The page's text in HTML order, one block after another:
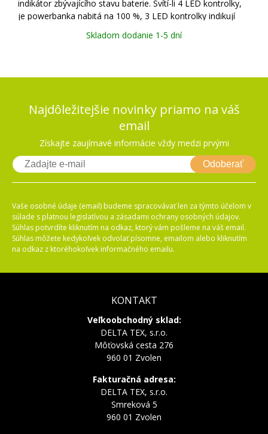
indikátor zbývajícího stavu baterie. Svítí-li 4 LED kontrolky,
je powerbanka nabitá na 100 %, 3 LED kontrolky indikují
pouze 1 LED kontrolka, m
Skladom dodanie 1-5 dní
Najdôležitejšie novinky priamo na váš
email
Získajte zaujímavé informácie vždy medzi prvými
Odoberať
Vaše osobné údaje (email) budeme spracovávať len za týmto účelom v
súlade s platnou legislatívou a zásadami ochrany osobných údajov.
Súhlas potvrdíte kliknutím na odkaz, ktorý vám pošleme na váš email.
Súhlas môžete kedykoľvek odvolať písomne, emailom alebo kliknutím
na odkaz z ktoréhokoľvek informačného emailu.
KONTAKT
Veľkoobchodný sklad:
DELTA TEX, s.r.o.
Môťovská cesta 276
960 01 Zvolen
Fakturačná adresa:
DELTA TEX, s.r.o.
Smreková 5
960 01 Zvolen